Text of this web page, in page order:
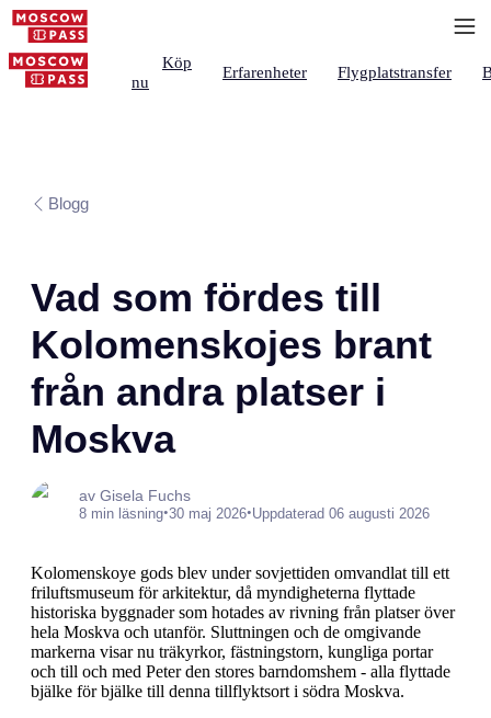
Köp
nu
Erfarenheter Flygplatstransfer
Blogg
Vad som fördes till
Kolomenskojes brant
från andra platser i
Moskva
av Gisela Fuchs
8 min läsning•30 maj 2026•Uppdaterad 06 augusti 2026
Kolomenskoye gods blev under sovjettiden omvandlat till ett
friluftsmuseum för arkitektur, då myndigheterna flyttade
historiska byggnader som hotades av rivning från platser över
hela Moskva och utanför. Sluttningen och de omgivande
markerna visar nu träkyrkor, fästningstorn, kungliga portar
och till och med Peter den stores barndomshem - alla flyttade
bjälke för bjälke till denna tillflyktsort i södra Moskva.